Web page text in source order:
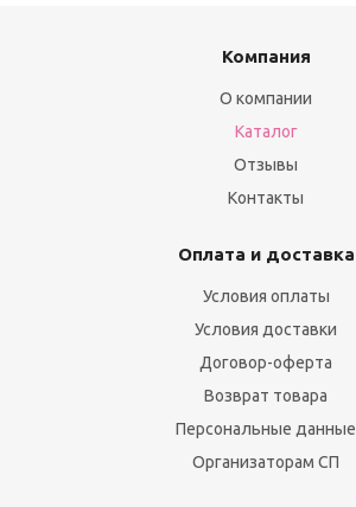
Компания
О компании
Каталог
Отзывы
Контакты
Оплата и доставка
Условия оплаты
Условия доставки
Договор-оферта
Возврат товара
Персональные данные
Организаторам СП